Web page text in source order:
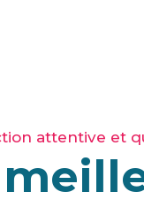
attentive et